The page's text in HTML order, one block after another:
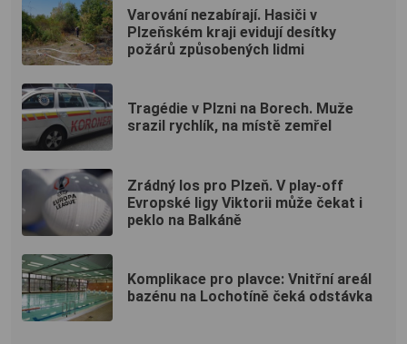
Varování nezabírají. Hasiči v
Plzeňském kraji evidují desítky
požárů způsobených lidmi
Tragédie v Plzni na Borech. Muže
srazil rychlík, na místě zemřel
Zrádný los pro Plzeň. V play-off
Evropské ligy Viktorii může čekat i
peklo na Balkáně
Komplikace pro plavce: Vnitřní areál
bazénu na Lochotíně čeká odstávka